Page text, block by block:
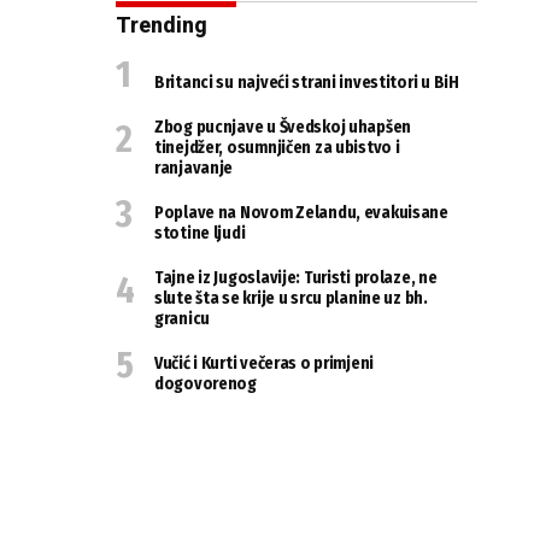
Trending
Britanci su najveći strani investitori u BiH
Zbog pucnjave u Švedskoj uhapšen
tinejdžer, osumnjičen za ubistvo i
ranjavanje
Poplave na Novom Zelandu, evakuisane
stotine ljudi
Tajne iz Jugoslavije: Turisti prolaze, ne
slute šta se krije u srcu planine uz bh.
granicu
Vučić i Kurti večeras o primjeni
dogovorenog